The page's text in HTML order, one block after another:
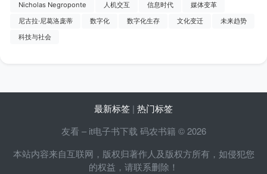
Nicholas Negroponte 人机交互 信息时代
媒体变革
尼古拉·尼葛洛庞蒂
数字化 数字化生存 文化变迁
未来趋势
科技与社会
最新标签 | 热门标签
友看 – it电子书下载 码农书籍 © 2026
本站内容来自互联网，版权归著作人及版权方所有，如侵犯您
的权益，请联系删除！